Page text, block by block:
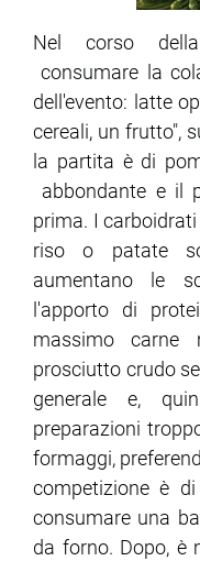
Nel corso
consumare la
dell'evento: latte
cereali, un frutto",
la partita è di
abbondante e il
prima. I
riso o patate
aumentano le
l'apporto di
massimo
prosciutto crudo
generale e,
preparazioni
formaggi,
competizione è
consumare una
da forno. Dopo, è